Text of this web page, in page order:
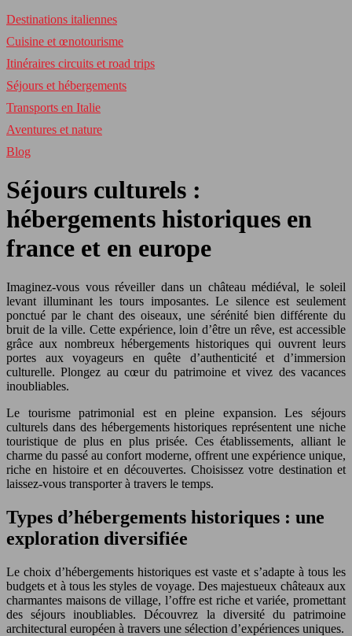
Destinations italiennes
Cuisine et œnotourisme
Itinéraires circuits et road trips
Séjours et hébergements
Transports en Italie
Aventures et nature
Blog
Séjours culturels :
hébergements historiques en
france et en europe
Imaginez-vous vous réveiller dans un château médiéval, le soleil
levant illuminant les tours imposantes. Le silence est seulement
ponctué par le chant des oiseaux, une sérénité bien différente du
bruit de la ville. Cette expérience, loin d’être un rêve, est accessible
grâce aux nombreux hébergements historiques qui ouvrent leurs
portes aux voyageurs en quête d’authenticité et d’immersion
culturelle. Plongez au cœur du patrimoine et vivez des vacances
inoubliables.
Le tourisme patrimonial est en pleine expansion. Les séjours
culturels dans des hébergements historiques représentent une niche
touristique de plus en plus prisée. Ces établissements, alliant le
charme du passé au confort moderne, offrent une expérience unique,
riche en histoire et en découvertes. Choisissez votre destination et
laissez-vous transporter à travers le temps.
Types d’hébergements historiques : une
exploration diversifiée
Le choix d’hébergements historiques est vaste et s’adapte à tous les
budgets et à tous les styles de voyage. Des majestueux châteaux aux
charmantes maisons de village, l’offre est riche et variée, promettant
des séjours inoubliables. Découvrez la diversité du patrimoine
architectural européen à travers une sélection d’expériences uniques.